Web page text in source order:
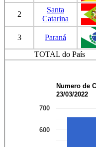
2
Santa
Catarina
3 Paraná
TOTAL do País
Numero de
23/03/2022
600
700